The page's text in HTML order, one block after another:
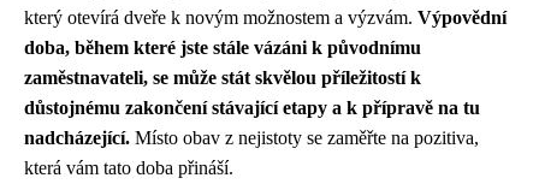
který otevírá dveře k novým možnostem a výzvám. Výpovědní
doba, během které jste stále vázáni k původnímu
zaměstnavateli, se může stát skvělou příležitostí k
důstojnému zakončení stávající etapy a k přípravě na tu
nadcházející. Místo obav z nejistoty se zaměřte na pozitiva,
která vám tato doba přináší.